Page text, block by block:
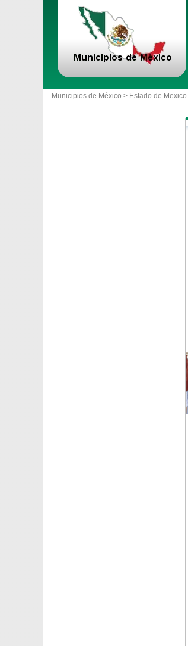
Municipios de México > Estado de Mexico